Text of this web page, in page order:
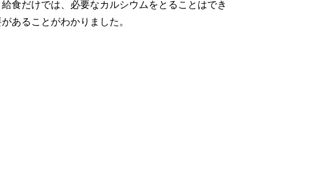
食だけでは、必要なカルシウムをとることはでき
あることがわかりました。